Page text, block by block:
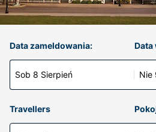
Data zameldowania:
Sob 8 Sierpień
Data
Nie
Travellers